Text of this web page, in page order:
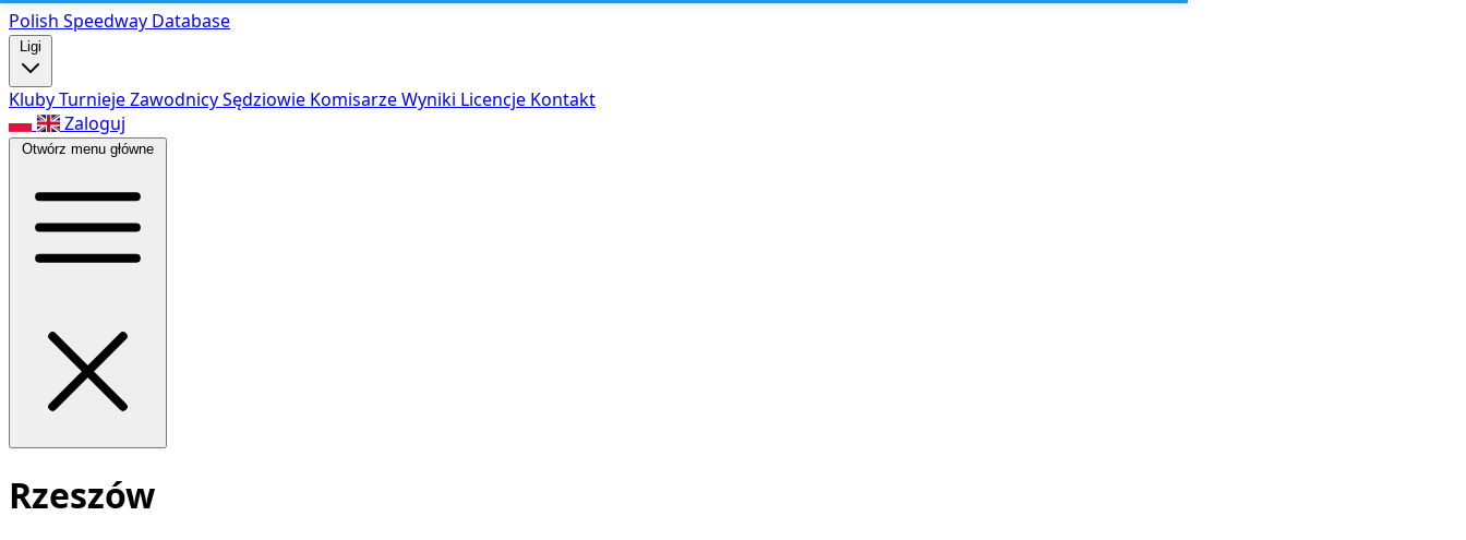
Polish Speedway Database
Ligi
KlubyTurniejeZawodnicySędziowie KomisarzeWyniki Licencje Kontakt
Zaloguj
Otwórz menu główne
Rzeszów